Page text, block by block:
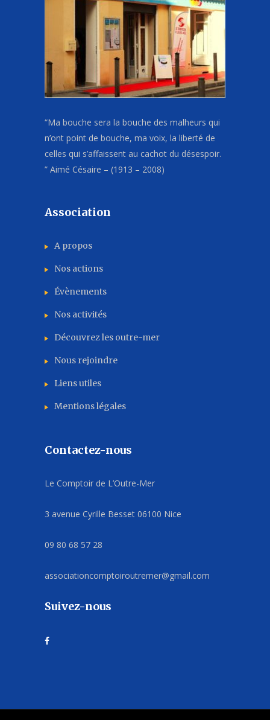
“Ma bouche sera la bouche des malheurs qui
n’ont point de bouche, ma voix, la liberté de
celles qui s’affaissent au cachot du désespoir.
” Aimé Césaire – (1913 – 2008)
Association
A propos
Nos actions
Évènements
Nos activités
Découvrez les outre-mer
Nous rejoindre
Liens utiles
Mentions légales
Contactez-nous
Le Comptoir de L’Outre-Mer
3 avenue Cyrille Besset 06100 Nice
09 80 68 57 28
associationcomptoiroutremer@gmail.com
Suivez-nous